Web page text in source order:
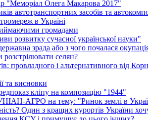
"Меморіал Олега Макарова 2017"
автотранспортних засобів та
в Україні
громадами
розвитку сучасної української науки"
зрада або з чого почалася
розстрілювати селян?
провладного і альтернативного від
та висновки
кліпу на композицію "1944"
АГРО на тему: "Ринок землі в
Один з кращих курортів України